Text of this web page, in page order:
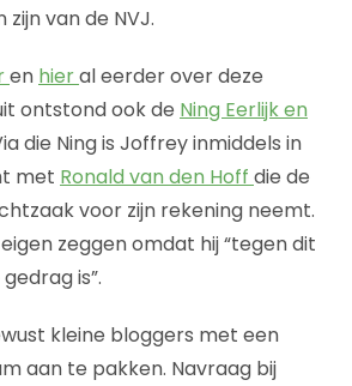
van de NVJ.
en hieral eerder over deze
ontstond ook de Ning Eerlijk en
die Ning is Joffrey inmiddels in
met Ronald van den Hoff die de
voor zijn rekening neemt.
zeggen omdat hij “tegen dit
is”.
kleine bloggers met een
aan te pakken. Navraag bij